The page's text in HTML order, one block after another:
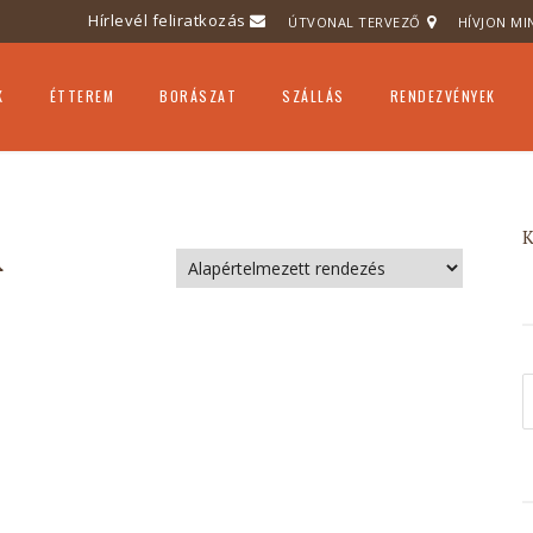
Hírlevél feliratkozás ÚTVONAL TERVEZŐ HÍVJON
ÉTTEREM BORÁSZAT SZÁLLÁS RENDEZVÉNYEK
CÉGES VITORLÁZÁS